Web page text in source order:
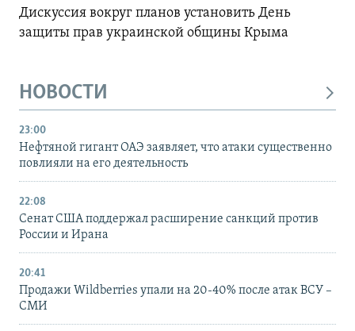
Дискуссия вокруг планов установить День
защиты прав украинской общины Крыма
НОВОСТИ
23:00
Нефтяной гигант ОАЭ заявляет, что атаки существенно
повлияли на его деятельность
22:08
Сенат США поддержал расширение санкций против
России и Ирана
20:41
Продажи Wildberries упали на 20-40% после атак ВСУ –
СМИ